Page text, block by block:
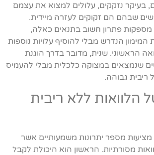
בעיקר נזקקים, עלולים למצוא את עצמם
שבהם הם זקוקים לעזרה מיידית.
מספקות פתרון חשוב בתנאים כאלה,
הנדרש מבלי להוסיף עלויות נוספות
הראשוני. שנית, מדובר בדרך הוגנת
שנמצאים במצוקה כלכלית מבלי להעמיס
גבוהה.
הלוואות ללא ריבית
מציעות מספר יתרונות משמעותיים אשר
מסורתיות. הראשון הוא היכולת לקבל